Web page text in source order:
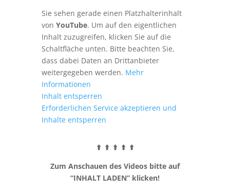
Sie sehen gerade einen Platzhalterinhalt
von YouTube. Um auf den eigentlichen
Inhalt zuzugreifen, klicken Sie auf die
Schaltfläche unten. Bitte beachten Sie,
dass dabei Daten an Drittanbieter
weitergegeben werden. Mehr
Informationen
Inhalt entsperren
Erforderlichen Service akzeptieren und
Inhalte entsperren
⬆️ ⬆️ ⬆️ ⬆️ ⬆️
Zum Anschauen des Videos bitte auf
“INHALT LADEN” klicken!